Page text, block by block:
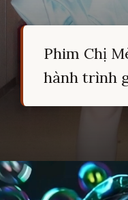
Phim Chị
hành trình
Đang mởhttps://